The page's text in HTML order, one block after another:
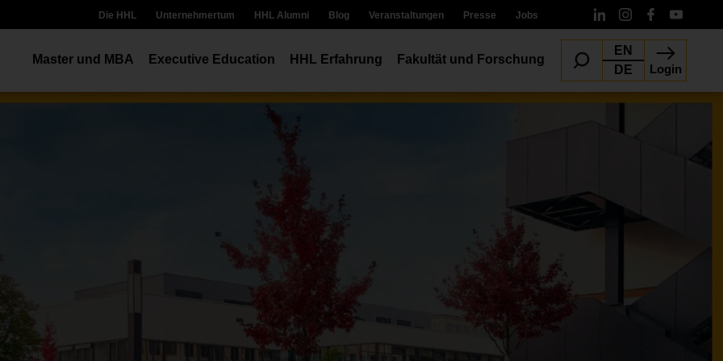
Die HHL Unternehmertum HHL Alumni Blog Veranstaltungen Presse Jobs
Master und MBA Executive Education HHL Erfahrung Fakultät und Forschung
EN
DE
Login